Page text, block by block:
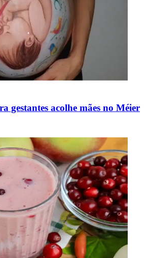
gestantes acolhe mães no Méier